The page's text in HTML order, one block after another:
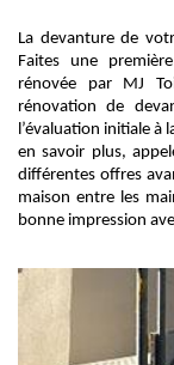
La devanture de
Faites une
rénovée par MJ
rénovation de
l’évaluation initiale à
en savoir plus,
différentes offres
maison entre les
bonne impression